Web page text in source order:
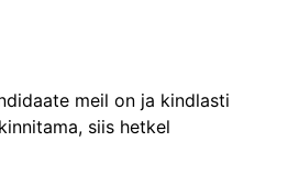
meil on ja kindlasti
siis hetkel